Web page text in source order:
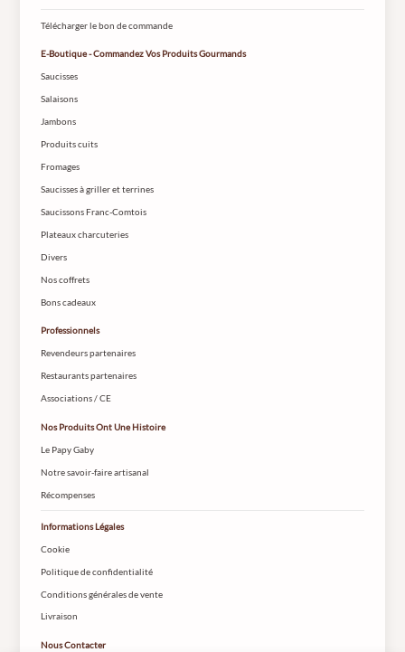
Télécharger le bon de commande
E-Boutique - Commandez Vos Produits Gourmands
Saucisses
Salaisons
Jambons
Produits cuits
Fromages
Saucisses à griller et terrines
Saucissons Franc-Comtois
Plateaux charcuteries
Divers
Nos coffrets
Bons cadeaux
Professionnels
Revendeurs partenaires
Restaurants partenaires
Associations / CE
Nos Produits Ont Une Histoire
Le Papy Gaby
Notre savoir-faire artisanal
Récompenses
Informations Légales
Cookie
Politique de confidentialité
Conditions générales de vente
Livraison
Nous Contacter